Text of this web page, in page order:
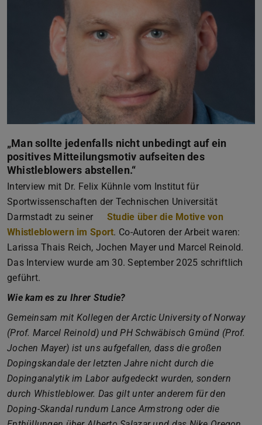
„Man sollte jedenfalls nicht unbedingt auf ein
positives Mitteilungsmotiv aufseiten des
Whistleblowers abstellen.“
Interview mit Dr. Felix Kühnle vom Institut für
Sportwissenschaften der Technischen Universität
Darmstadt zu seiner
Studie über die Motive von
Whistleblowern im Sport. Co-Autoren der Arbeit waren:
Larissa Thais Reich, Jochen Mayer und Marcel Reinold.
Das Interview wurde am 30. September 2025 schriftlich
geführt.
Wie kam es zu Ihrer Studie?
Gemeinsam mit Kollegen der Arctic University of Norway
(Prof. Marcel Reinold) und PH Schwäbisch Gmünd (Prof.
Jochen Mayer) ist uns aufgefallen, dass die großen
Dopingskandale der letzten Jahre nicht durch die
Dopinganalytik im Labor aufgedeckt wurden, sondern
durch Whistleblower. Das gilt unter anderem für den
Doping-Skandal rundum Lance Armstrong oder die